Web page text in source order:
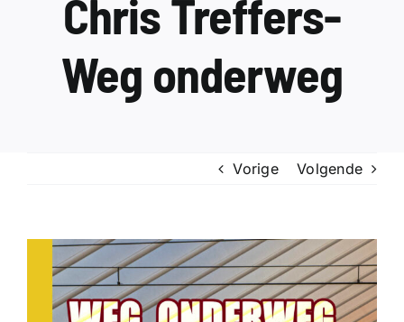
Chris Treffers-
Weg onderweg
Vorige Volgende
Bekijk
grotere
afbeelding